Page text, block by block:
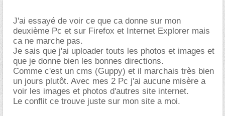
J'ai essayé de voir ce que ca donne sur mon
deuxième Pc et sur Firefox et Internet Explorer mais
ca ne marche pas.
Je sais que j'ai uploader touts les photos et images et
que je donne bien les bonnes directions.
Comme c'est un cms (Guppy) et il marchais très bien
un jours plutôt. Avec mes 2 Pc j'ai aucune misère a
voir les images et photos d'autres site internet.
Le conflit ce trouve juste sur mon site a moi.